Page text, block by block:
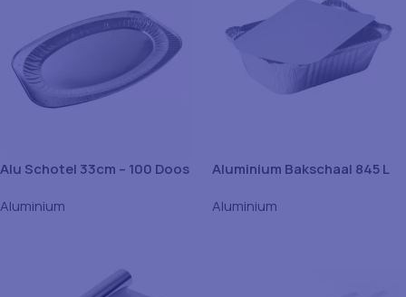
Alu Schotel 33cm – 100 Doos
Aluminium
Aluminium Bakschaal 845 L
Aluminium